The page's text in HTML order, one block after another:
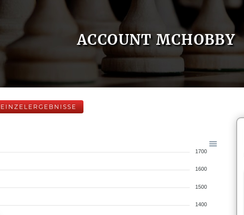
ACCOUNT MCHOBBY
EINZELERGEBNISSE
1700
1600
1500
1400